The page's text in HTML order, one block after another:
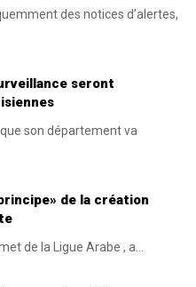
des notices d’alertes,
seront
que son département va
de la création
de la Ligue Arabe , a